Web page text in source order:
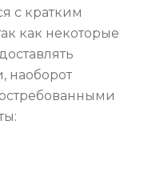
с кратким
как некоторые
наоборот